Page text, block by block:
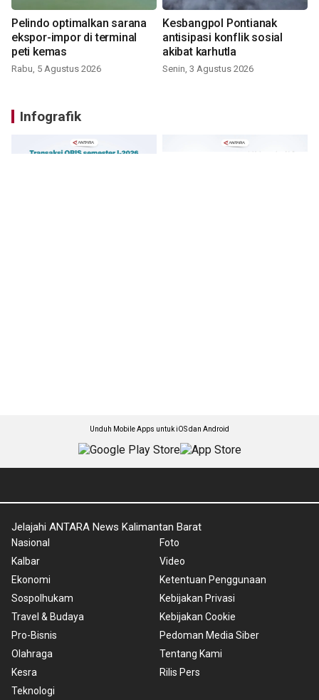
Pelindo optimalkan sarana
ekspor-impor di terminal
peti kemas
Rabu, 5 Agustus 2026
Kesbangpol Pontianak
antisipasi konflik sosial
akibat karhutla
Senin, 3 Agustus 2026
Infografik
Unduh Mobile Apps untuk iOS dan Android
Jelajahi ANTARA News Kalimantan Barat
Nasional
Kalbar
Ekonomi
Sospolhukam
Travel & Budaya
Pro-Bisnis
Olahraga
Kesra
Teknologi
Foto
Video
Ketentuan Penggunaan
Kebijakan Privasi
Kebijakan Cookie
Pedoman Media Siber
Tentang Kami
Rilis Pers